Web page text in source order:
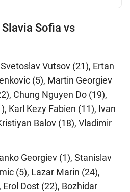
Sofia vs
Svetoslav Vutsov (21), Ertan
(5), Martin Georgiev
Chung Nguyen Do (19),
Karl Kezy Fabien (11), Ivan
Balov (18), Vladimir
Georgiev (1), Stanislav
(5), Lazar Marin (24),
Dost (22), Bozhidar